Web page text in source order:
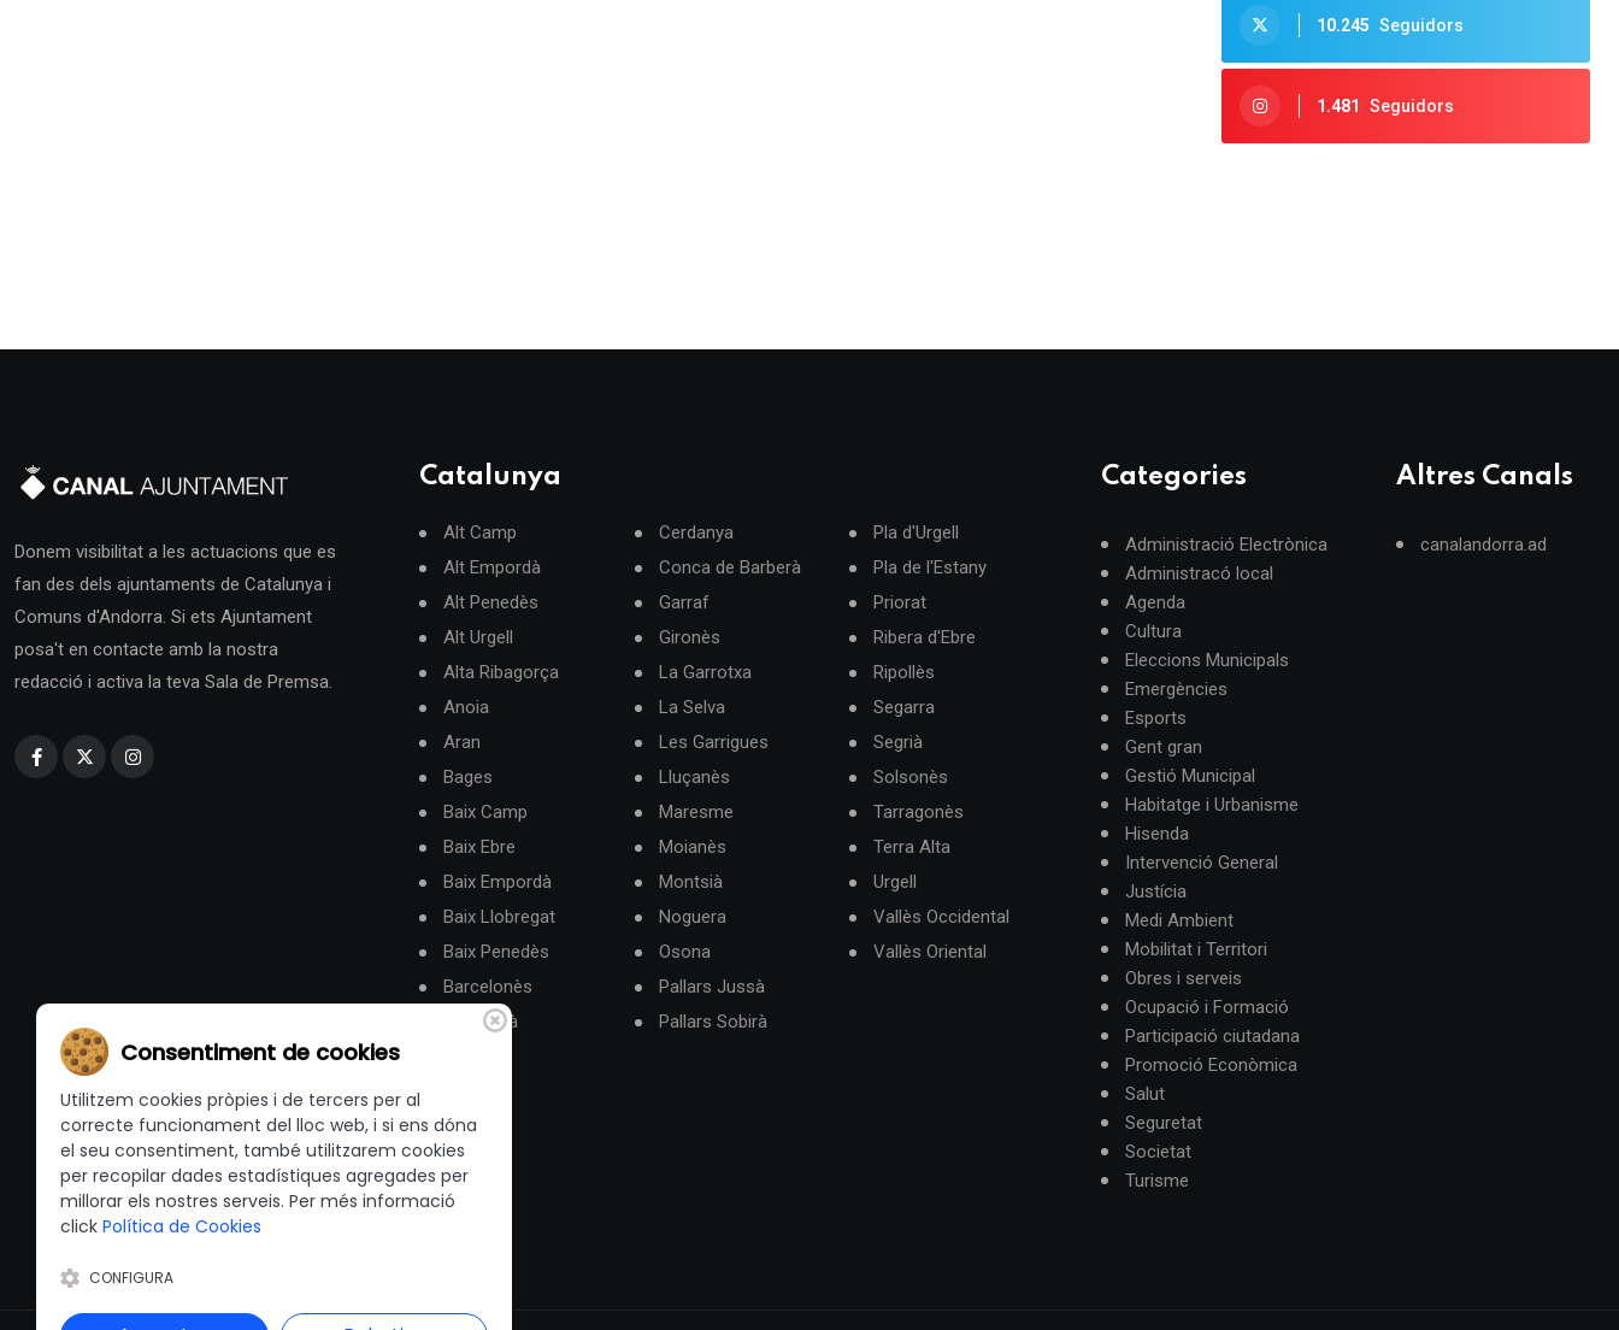
10.245 Seguidors
1.481 Seguidors
Donem visibilitat a les actuacions que es
fan des dels ajuntaments de Catalunya i
Comuns d'Andorra. Si ets Ajuntament
posa't en contacte amb la nostra
redacció i activa la teva Sala de Premsa.
Catalunya
Alt Camp
Alt Empordà
Alt Penedès
Alt Urgell
Alta Ribagorça
Anoia
Aran
Bages
Baix Camp
Baix Ebre
Baix Empordà
Baix Llobregat
Baix Penedès
Barcelonès
Berguedà
Cerdanya
Conca de Barberà
Garraf
Gironès
La Garrotxa
La Selva
Les Garrigues
Lluçanès
Maresme
Moianès
Montsià
Noguera
Osona
Pallars Jussà
Pallars Sobirà
Pla d'Urgell
Pla de l'Estany
Priorat
Ribera d'Ebre
Ripollès
Segarra
Segrià
Solsonès
Tarragonès
Terra Alta
Urgell
Vallès Occidental
Vallès Oriental
Categories
Administració Electrònica
Administracó local
Agenda
Cultura
Eleccions Municipals
Emergències
Esports
Gent gran
Gestió Municipal
Habitatge i Urbanisme
Hisenda
Intervenció General
Justícia
Medi Ambient
Mobilitat i Territori
Obres i serveis
Ocupació i Formació
Participació ciutadana
Promoció Econòmica
Salut
Seguretat
Societat
Turisme
Altres Canals
canalandorra.ad
Consentiment de cookies
Utilitzem cookies pròpies i de tercers per al
correcte funcionament del lloc web, i si ens dóna
el seu consentiment, també utilitzarem cookies
per recopilar dades estadístiques agregades per
millorar els nostres serveis. Per més informació
click Política de Cookies
CONFIGURA